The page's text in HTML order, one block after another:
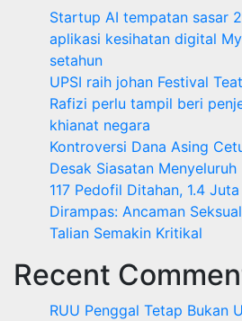
Startup AI tempatan sasar
aplikasi kesihatan digital
setahun
UPSI raih johan Festival
Rafizi perlu tampil beri
khianat negara
Kontroversi Dana Asing
Desak Siasatan Menyeluruh
117 Pedofil Ditahan, 1.4
Dirampas: Ancaman
Talian Semakin Kritikal
Recent
RUU Penggal Tetap Bukan